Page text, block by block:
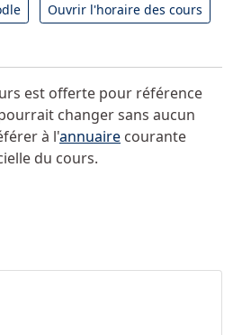
Ouvrir l'horaire des cours
est offerte pour référence
changer sans aucun
à l'annuaire courante
du cours.